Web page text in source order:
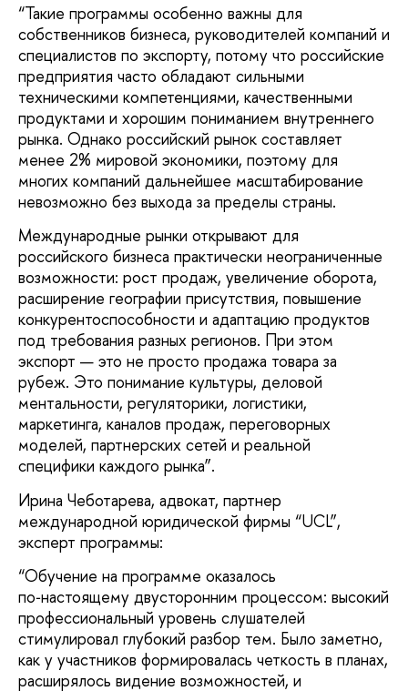
“Такие программы особенно важны для
собственников бизнеса, руководителей компаний и
специалистов по экспорту, потому что российские
предприятия часто обладают сильными
техническими компетенциями, качественными
продуктами и хорошим пониманием внутреннего
рынка. Однако российский рынок составляет
менее 2% мировой экономики, поэтому для
многих компаний дальнейшее масштабирование
невозможно без выхода за пределы страны.
Международные рынки открывают для
российского бизнеса практически неограниченные
возможности: рост продаж, увеличение оборота,
расширение географии присутствия, повышение
конкурентоспособности и адаптацию продуктов
под требования разных регионов. При этом
экспорт — это не просто продажа товара за
рубеж. Это понимание культуры, деловой
ментальности, регуляторики, логистики,
маркетинга, каналов продаж, переговорных
моделей, партнерских сетей и реальной
специфики каждого рынка”.
Ирина Чеботарева, адвокат, партнер
международной юридической фирмы “UCL”,
эксперт программы:
“Обучение на программе оказалось
по‑настоящему двусторонним процессом: высокий
профессиональный уровень слушателей
стимулировал глубокий разбор тем. Было заметно,
как у участников формировалась четкость в планах,
расширялось видение возможностей, и